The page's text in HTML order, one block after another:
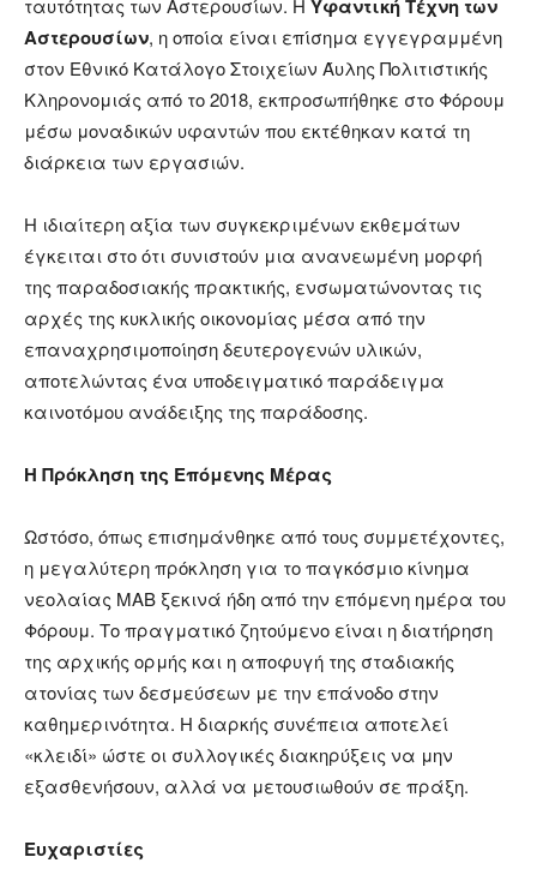
ταυτότητας των Αστερουσίων. Η Υφαντική Τέχνη των
Αστερουσίων, η οποία είναι επίσημα εγγεγραμμένη
στον Εθνικό Κατάλογο Στοιχείων Άυλης Πολιτιστικής
Κληρονομιάς από το 2018, εκπροσωπήθηκε στο Φόρουμ
μέσω μοναδικών υφαντών που εκτέθηκαν κατά τη
διάρκεια των εργασιών.
Η ιδιαίτερη αξία των συγκεκριμένων εκθεμάτων
έγκειται στο ότι συνιστούν μια ανανεωμένη μορφή
της παραδοσιακής πρακτικής, ενσωματώνοντας τις
αρχές της κυκλικής οικονομίας μέσα από την
επαναχρησιμοποίηση δευτερογενών υλικών,
αποτελώντας ένα υποδειγματικό παράδειγμα
καινοτόμου ανάδειξης της παράδοσης.
Η Πρόκληση της Επόμενης Μέρας
Ωστόσο, όπως επισημάνθηκε από τους συμμετέχοντες,
η μεγαλύτερη πρόκληση για το παγκόσμιο κίνημα
νεολαίας ΜΑΒ ξεκινά ήδη από την επόμενη ημέρα του
Φόρουμ. Το πραγματικό ζητούμενο είναι η διατήρηση
της αρχικής ορμής και η αποφυγή της σταδιακής
ατονίας των δεσμεύσεων με την επάνοδο στην
καθημερινότητα. Η διαρκής συνέπεια αποτελεί
«κλειδί» ώστε οι συλλογικές διακηρύξεις να μην
εξασθενήσουν, αλλά να μετουσιωθούν σε πράξη.
Ευχαριστίες